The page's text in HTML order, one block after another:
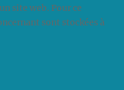
site web. Pour ce
sont stockées à